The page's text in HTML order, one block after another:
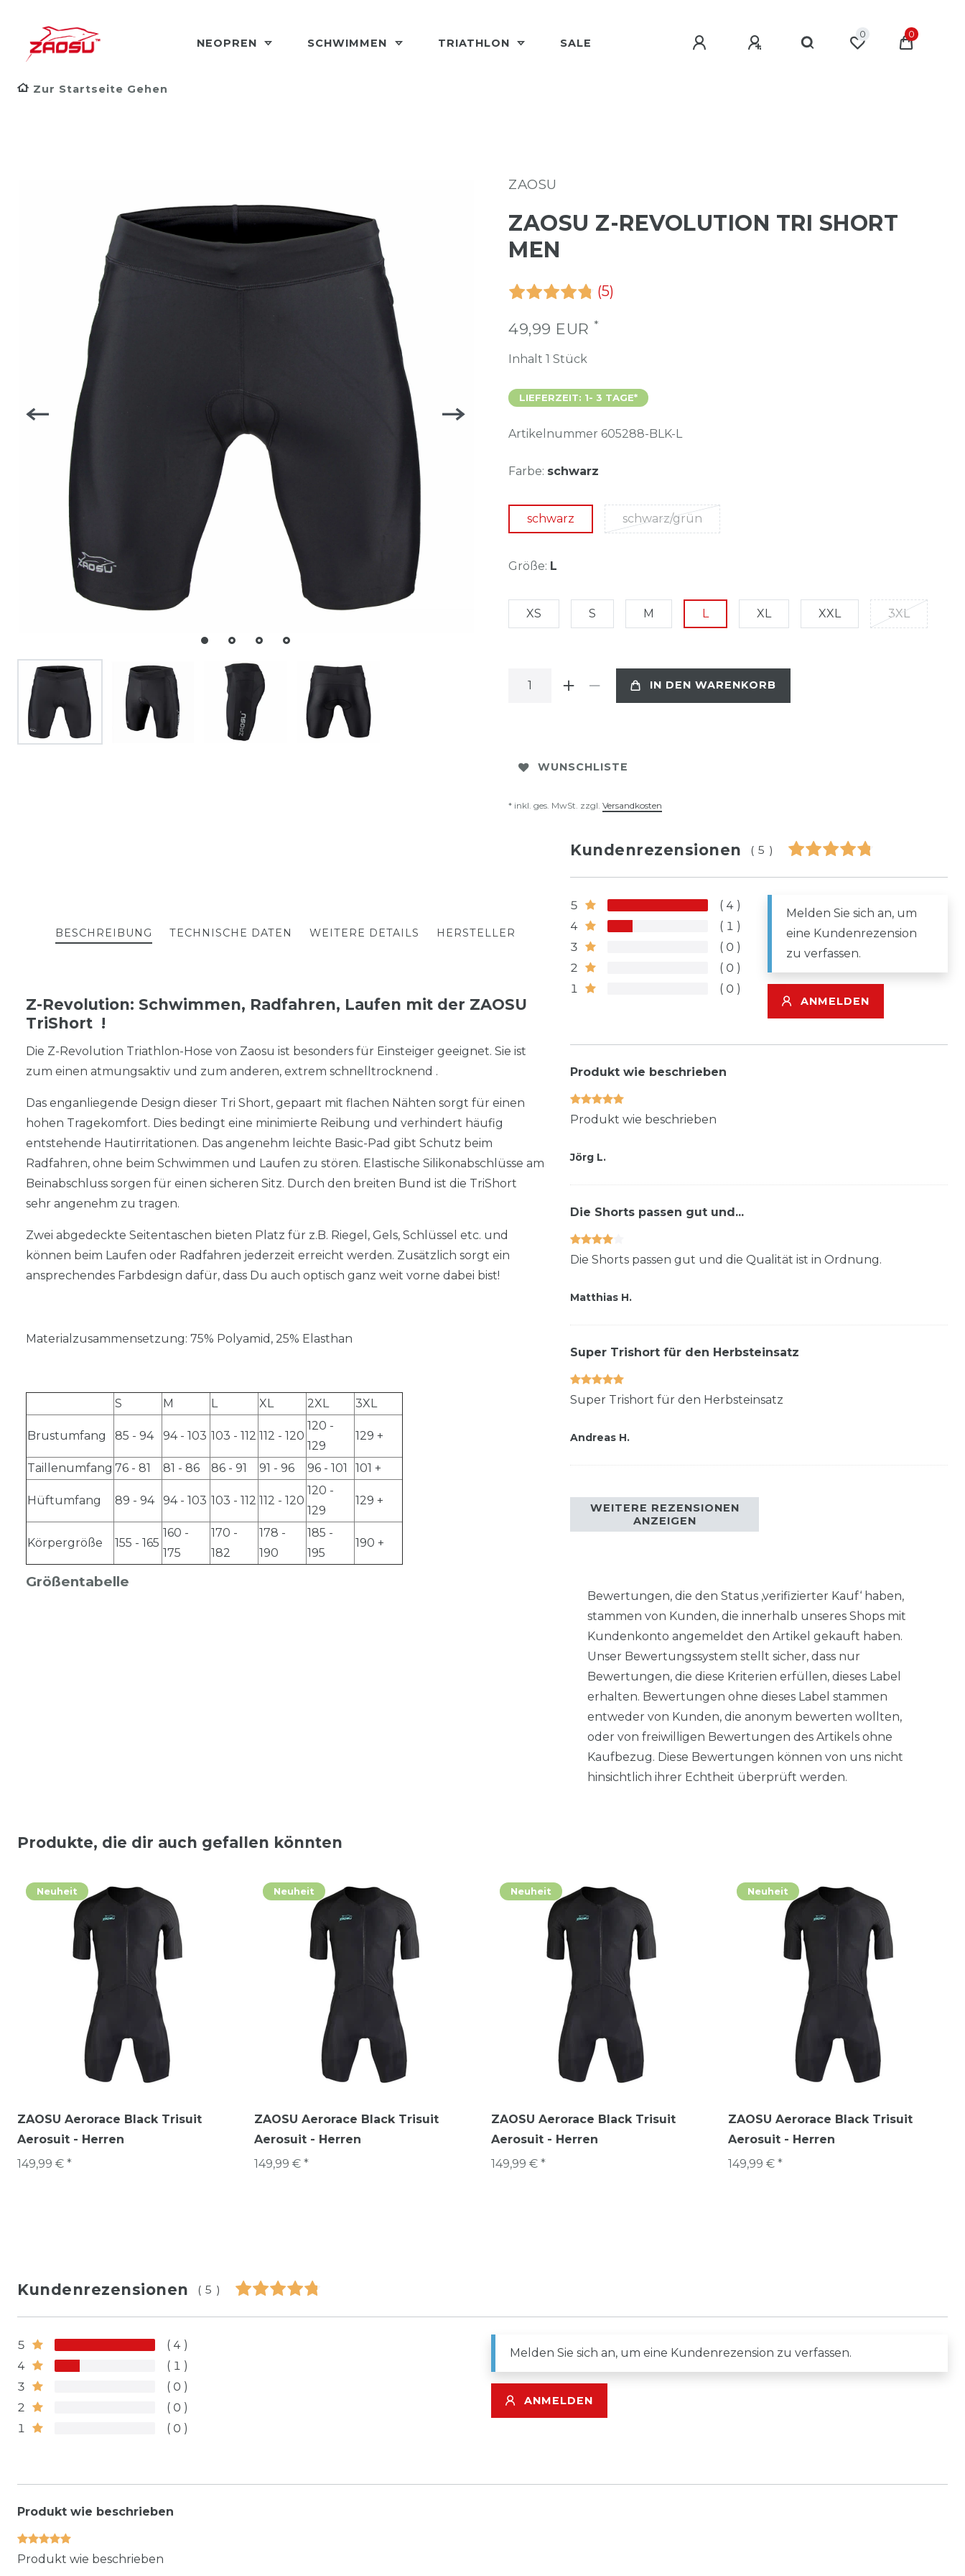
NEOPREN SCHWIMMEN TRIATHLON SALE
0 0
Zur Startseite Gehen
ZAOSU
ZAOSU Z-REVOLUTION TRI SHORT
MEN
(5)
49,99 EUR *
Inhalt 1 Stück
LIEFERZEIT: 1- 3 TAGE*
Artikelnummer 605288-BLK-L
Farbe: schwarz
schwarz schwarz/grün
Größe: L
XS S M L XL XXL 3XL
IN DEN WARENKORB
WUNSCHLISTE
* inkl. ges. MwSt. zzgl. Versandkosten
BESCHREIBUNG TECHNISCHE DATEN WEITERE DETAILS HERSTELLER
Z-Revolution: Schwimmen, Radfahren, Laufen mit der ZAOSU
TriShort !
Die Z-Revolution Triathlon-Hose von Zaosu ist besonders für Einsteiger geeignet. Sie ist
zum einen atmungsaktiv und zum anderen, extrem schnelltrocknend .
Das enganliegende Design dieser Tri Short, gepaart mit flachen Nähten sorgt für einen
hohen Tragekomfort. Dies bedingt eine minimierte Reibung und verhindert häufig
entstehende Hautirritationen. Das angenehm leichte Basic-Pad gibt Schutz beim
Radfahren, ohne beim Schwimmen und Laufen zu stören. Elastische Silikonabschlüsse am
Beinabschluss sorgen für einen sicheren Sitz. Durch den breiten Bund ist die TriShort
sehr angenehm zu tragen.
Zwei abgedeckte Seitentaschen bieten Platz für z.B. Riegel, Gels, Schlüssel etc. und
können beim Laufen oder Radfahren jederzeit erreicht werden. Zusätzlich sorgt ein
ansprechendes Farbdesign dafür, dass Du auch optisch ganz weit vorne dabei bist!
Materialzusammensetzung: 75% Polyamid, 25% Elasthan
Größentabelle
S M L XL 2XL 3XL
Brustumfang 85 - 94 94 - 103 103 - 112 112 - 120
120 -
129
129 +
Taillenumfang 76 - 81 81 - 86 86 - 91 91 - 96 96 - 101 101 +
Hüftumfang 89 - 94 94 - 103 103 - 112 112 - 120
120 -
129
129 +
Körpergröße 155 - 165
160 -
175
170 -
182
178 -
190
185 -
195
190 +
Kundenrezensionen (5)
5
4
4
1
3
0
2
0
1
0
Melden Sie sich an, um
eine Kundenrezension
zu verfassen.
ANMELDEN
Produkt wie beschrieben
Produkt wie beschrieben
Jörg L.
Die Shorts passen gut und...
Die Shorts passen gut und die Qualität ist in Ordnung.
Matthias H.
Super Trishort für den Herbsteinsatz
Super Trishort für den Herbsteinsatz
Andreas H.
WEITERE REZENSIONEN
ANZEIGEN
Bewertungen, die den Status ‚verifizierter Kauf‘ haben,
stammen von Kunden, die innerhalb unseres Shops mit
Kundenkonto angemeldet den Artikel gekauft haben.
Unser Bewertungssystem stellt sicher, dass nur
Bewertungen, die diese Kriterien erfüllen, dieses Label
erhalten. Bewertungen ohne dieses Label stammen
entweder von Kunden, die anonym bewerten wollten,
oder von freiwilligen Bewertungen des Artikels ohne
Kaufbezug. Diese Bewertungen können von uns nicht
hinsichtlich ihrer Echtheit überprüft werden.
Produkte, die dir auch gefallen könnten
Neuheit
ZAOSU Aerorace Black Trisuit
Aerosuit - Herren
149,99 € *
Neuheit
ZAOSU Aerorace Black Trisuit
Aerosuit - Herren
149,99 € *
Neuheit
ZAOSU Aerorace Black Trisuit
Aerosuit - Herren
149,99 € *
Neuheit
ZAOSU Aerorace Black Trisuit
Aerosuit - Herren
149,99 € *
Kundenrezensionen (5)
5
4
4
1
3
0
2
0
1
0
Melden Sie sich an, um eine Kundenrezension zu verfassen.
ANMELDEN
Produkt wie beschrieben
Produkt wie beschrieben